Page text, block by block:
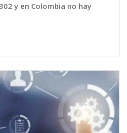
y en Colombia no hay